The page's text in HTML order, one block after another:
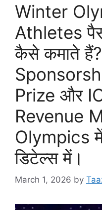
Winter
Athletes
कैसे कमाते हैं?
Prize और
Revenue
Olympics
डिटेल्स में।
March 1, 2026 by